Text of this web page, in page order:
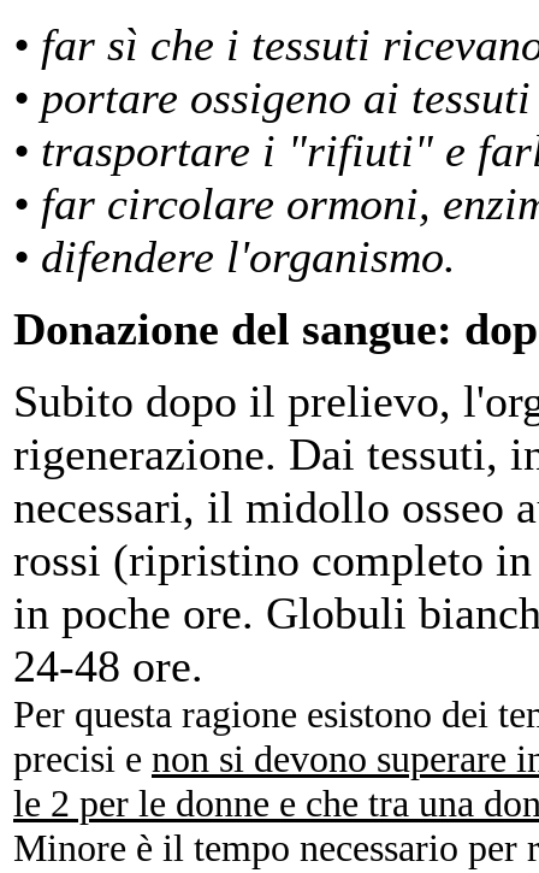
• far sì che i tessuti
• portare ossigeno ai
• trasportare i "rifiuti" e
• far circolare ormoni,
• difendere l'organismo.
Donazione del sangue:
Subito dopo il prelievo,
rigenerazione. Dai
necessari, il midollo osseo
rossi (ripristino completo
in poche ore. Globuli
24-48 ore.
Per questa ragione esistono dei
precisi e non si devono superare
le 2 per le donne e che tra una
Minore è il tempo necessario per